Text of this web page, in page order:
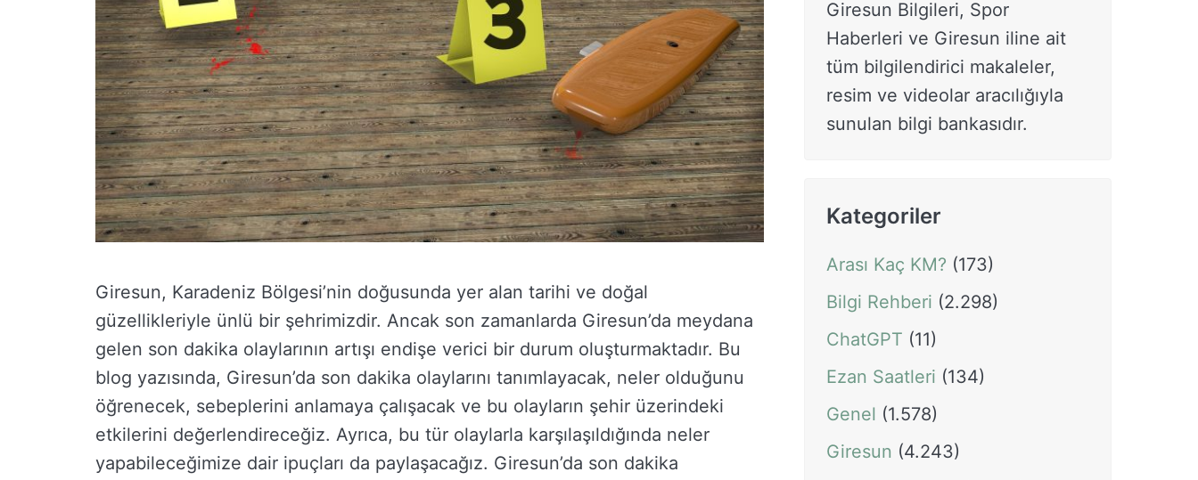
Giresun, Karadeniz Bölgesi’nin doğusunda yer alan tarihi ve doğal
güzellikleriyle ünlü bir şehrimizdir. Ancak son zamanlarda Giresun’da meydana
gelen son dakika olaylarının artışı endişe verici bir durum oluşturmaktadır. Bu
blog yazısında, Giresun’da son dakika olaylarını tanımlayacak, neler olduğunu
öğrenecek, sebeplerini anlamaya çalışacak ve bu olayların şehir üzerindeki
etkilerini değerlendireceğiz. Ayrıca, bu tür olaylarla karşılaşıldığında neler
yapabileceğimize dair ipuçları da paylaşacağız. Giresun’da son dakika
Giresun Bilgileri, Spor
Haberleri ve Giresun iline ait
tüm bilgilendirici makaleler,
resim ve videolar aracılığıyla
sunulan bilgi bankasıdır.
Kategoriler
Arası Kaç KM? (173)
Bilgi Rehberi (2.298)
ChatGPT (11)
Ezan Saatleri (134)
Genel (1.578)
Giresun (4.243)